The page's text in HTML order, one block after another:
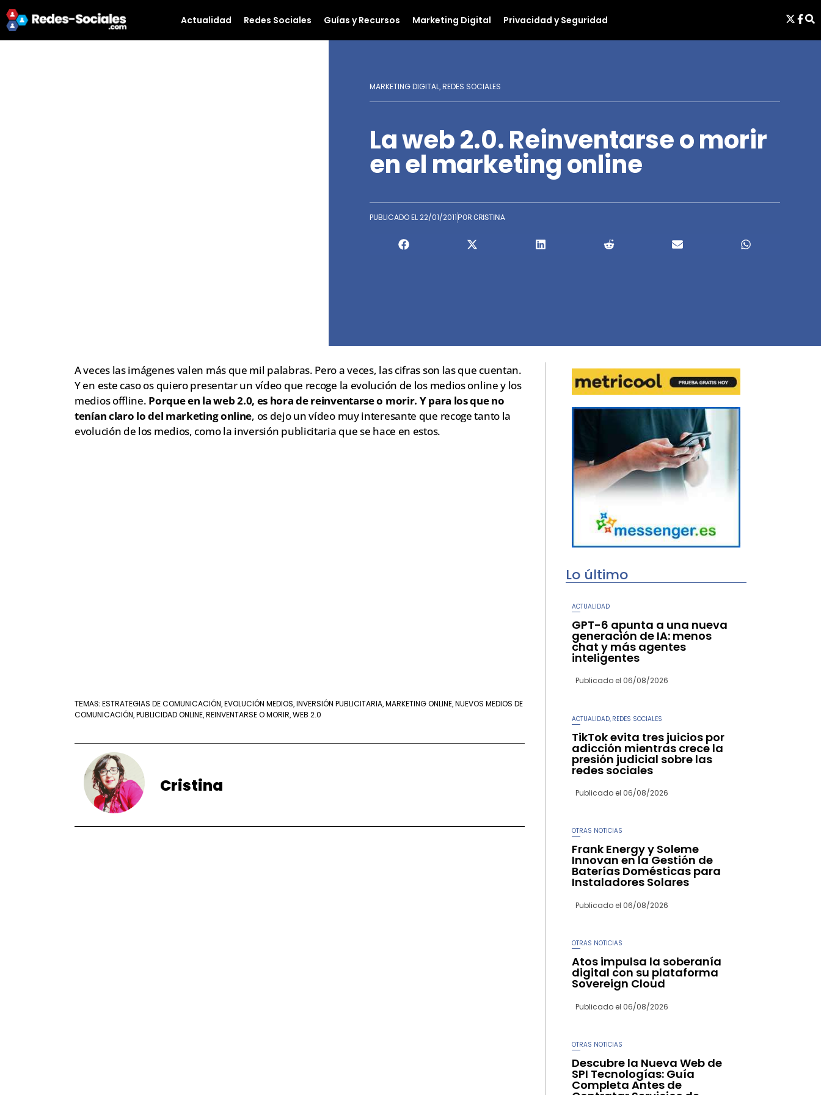
Actualidad Redes Sociales Guías y Recursos Marketing Digital Privacidad y Seguridad
MARKETING DIGITAL, REDES SOCIALES
La web 2.0. Reinventarse o morir
en el marketing online
PUBLICADO EL22/01/2011 POR CRISTINA
A veces las imágenes valen más que mil palabras. Pero a veces, las cifras son las que cuentan.
Y en este caso os quiero presentar un vídeo que recoge la evolución de los medios online y los
medios offline. Porque en la web 2.0, es hora de reinventarse o morir. Y para los que no
tenían claro lo del marketing online, os dejo un vídeo muy interesante que recoge tanto la
evolución de los medios, como la inversión publicitaria que se hace en estos.
TEMAS: ESTRATEGIAS DE COMUNICACIÓN EVOLUCIÓN MEDIOS INVERSIÓN PUBLICITARIA MARKETING ONLINE NUEVOS MEDIOS DE
COMUNICACIÓN PUBLICIDAD ONLINE REINVENTARSE O MORIR WEB 2.0
Cristina
Lo último
ACTUALIDAD
GPT-6 apunta a una nueva
generación de IA: menos
chat y más agentes
inteligentes
Publicado el 06/08/2026
ACTUALIDAD REDES SOCIALES
TikTok evita tres juicios por
adicción mientras crece la
presión judicial sobre las
redes sociales
Publicado el 06/08/2026
OTRAS NOTICIAS
Frank Energy y Soleme
Innovan en la Gestión de
Baterías Domésticas para
Instaladores Solares
Publicado el 06/08/2026
OTRAS NOTICIAS
Atos impulsa la soberanía
digital con su plataforma
Sovereign Cloud
Publicado el 06/08/2026
OTRAS NOTICIAS
Descubre la Nueva Web de
SPI Tecnologías: Guía
Completa Antes de